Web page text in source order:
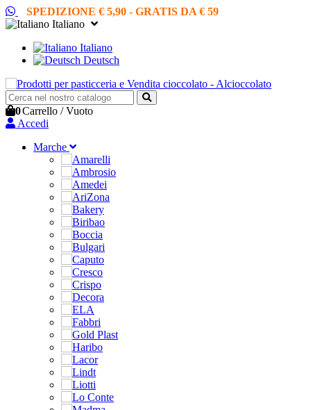
SPEDIZIONE € 5,90 - GRATIS DA € 59
Italiano
Italiano
Deutsch
0Carrello /Vuoto
Accedi
Marche